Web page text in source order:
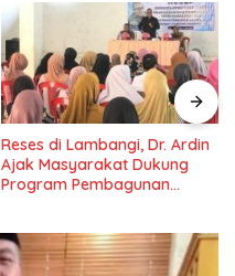
Reses di Lambangi, Dr. Ardin
Ajak Masyarakat Dukung
Program Pembagunan